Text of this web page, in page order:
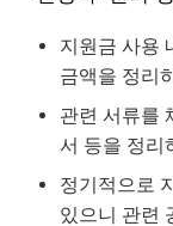
지원금 사용
금액을 정리
관련 서류를
서 등을 정리
정기적으로
있으니 관련